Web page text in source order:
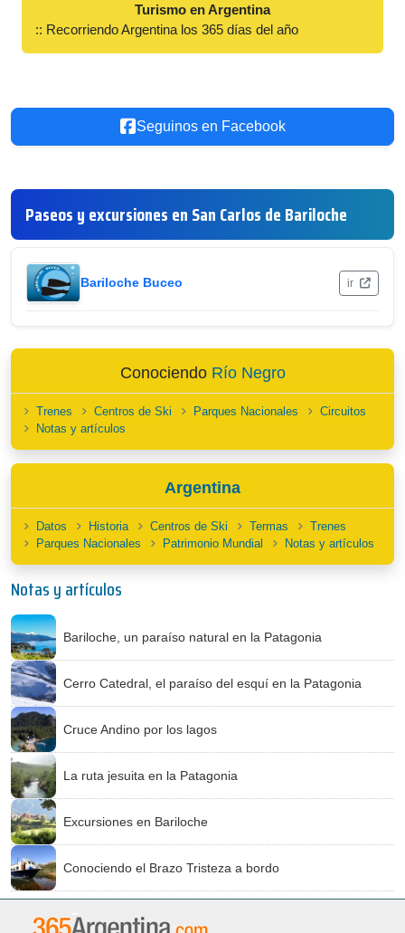
Turismo en Argentina
:: Recorriendo Argentina los 365 días del año
Seguinos en Facebook
Paseos y excursiones en San Carlos de Bariloche
Bariloche Buceo ir
Conociendo Río Negro
Trenes Centros de Ski Parques Nacionales
Circuitos
Notas y artículos
Argentina
Datos Historia Centros de Ski Termas
Trenes
Parques Nacionales
Patrimonio Mundial Notas y artículos
Notas y artículos
Bariloche, un paraíso natural en la Patagonia
Cerro Catedral, el paraíso del esquí en la Patagonia
Cruce Andino por los lagos
La ruta jesuita en la Patagonia
Excursiones en Bariloche
Conociendo el Brazo Tristeza a bordo